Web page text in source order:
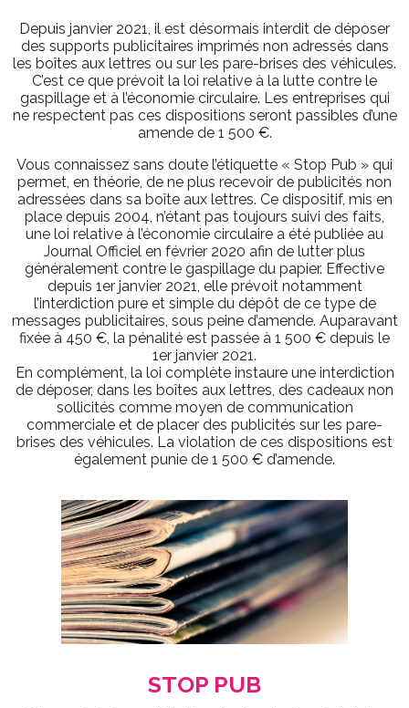
Depuis janvier 2021, il est désormais interdit de déposer
des supports publicitaires imprimés non adressés dans
les boîtes aux lettres ou sur les pare-brises des véhicules.
C’est ce que prévoit la loi relative à la lutte contre le
gaspillage et à l’économie circulaire. Les entreprises qui
ne respectent pas ces dispositions seront passibles d’une
amende de 1 500 €.
Vous connaissez sans doute l’étiquette « Stop Pub » qui
permet, en théorie, de ne plus recevoir de publicités non
adressées dans sa boîte aux lettres. Ce dispositif, mis en
place depuis 2004, n’étant pas toujours suivi des faits,
une loi relative à l’économie circulaire a été publiée au
Journal Officiel en février 2020 afin de lutter plus
généralement contre le gaspillage du papier. Effective
depuis 1er janvier 2021, elle prévoit notamment
l’interdiction pure et simple du dépôt de ce type de
messages publicitaires, sous peine d’amende. Auparavant
fixée à 450 €, la pénalité est passée à 1 500 € depuis le
1er janvier 2021.
En complément, la loi complète instaure une interdiction
de déposer, dans les boîtes aux lettres, des cadeaux non
sollicités comme moyen de communication
commerciale et de placer des publicités sur les pare-
brises des véhicules. La violation de ces dispositions est
également punie de 1 500 € d’amende.
STOP PUB